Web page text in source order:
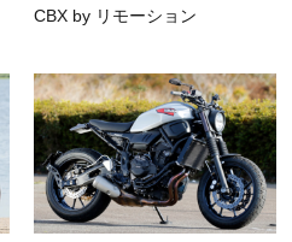
CBX by リモーション